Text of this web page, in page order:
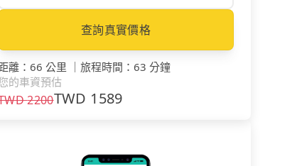
查詢真實價格
離 ： 66 公里 ｜ 旅程時間 ： 63 分鐘
的車資預估
2200TWD 1589